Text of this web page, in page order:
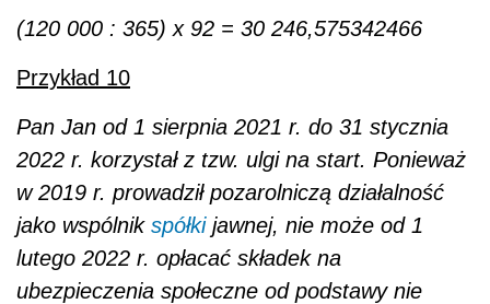
(120 000 : 365) x 92 = 30 246,575342466
Przykład 10
Pan Jan od 1 sierpnia 2021 r. do 31 stycznia
2022 r. korzystał z tzw. ulgi na start. Ponieważ
w 2019 r. prowadził pozarolniczą działalność
jako wspólnik spółkijawnej, nie może od 1
lutego 2022 r. opłacać składek na
ubezpieczenia społeczne od podstawy nie